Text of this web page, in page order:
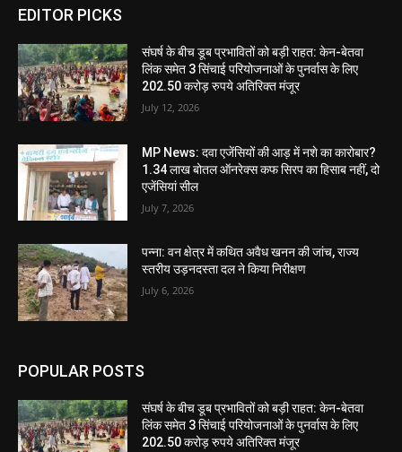
EDITOR PICKS
संघर्ष के बीच डूब प्रभावितों को बड़ी राहत: केन-बेतवा
लिंक समेत 3 सिंचाई परियोजनाओं के पुनर्वास के लिए
202.50 करोड़ रुपये अतिरिक्त मंजूर
July 12, 2026
MP News: दवा एजेंसियों की आड़ में नशे का कारोबार?
1.34 लाख बोतल ऑनरेक्स कफ सिरप का हिसाब नहीं, दो
एजेंसियां सील
July 7, 2026
पन्ना: वन क्षेत्र में कथित अवैध खनन की जांच, राज्य
स्तरीय उड़नदस्ता दल ने किया निरीक्षण
July 6, 2026
POPULAR POSTS
संघर्ष के बीच डूब प्रभावितों को बड़ी राहत: केन-बेतवा
लिंक समेत 3 सिंचाई परियोजनाओं के पुनर्वास के लिए
202.50 करोड़ रुपये अतिरिक्त मंजूर